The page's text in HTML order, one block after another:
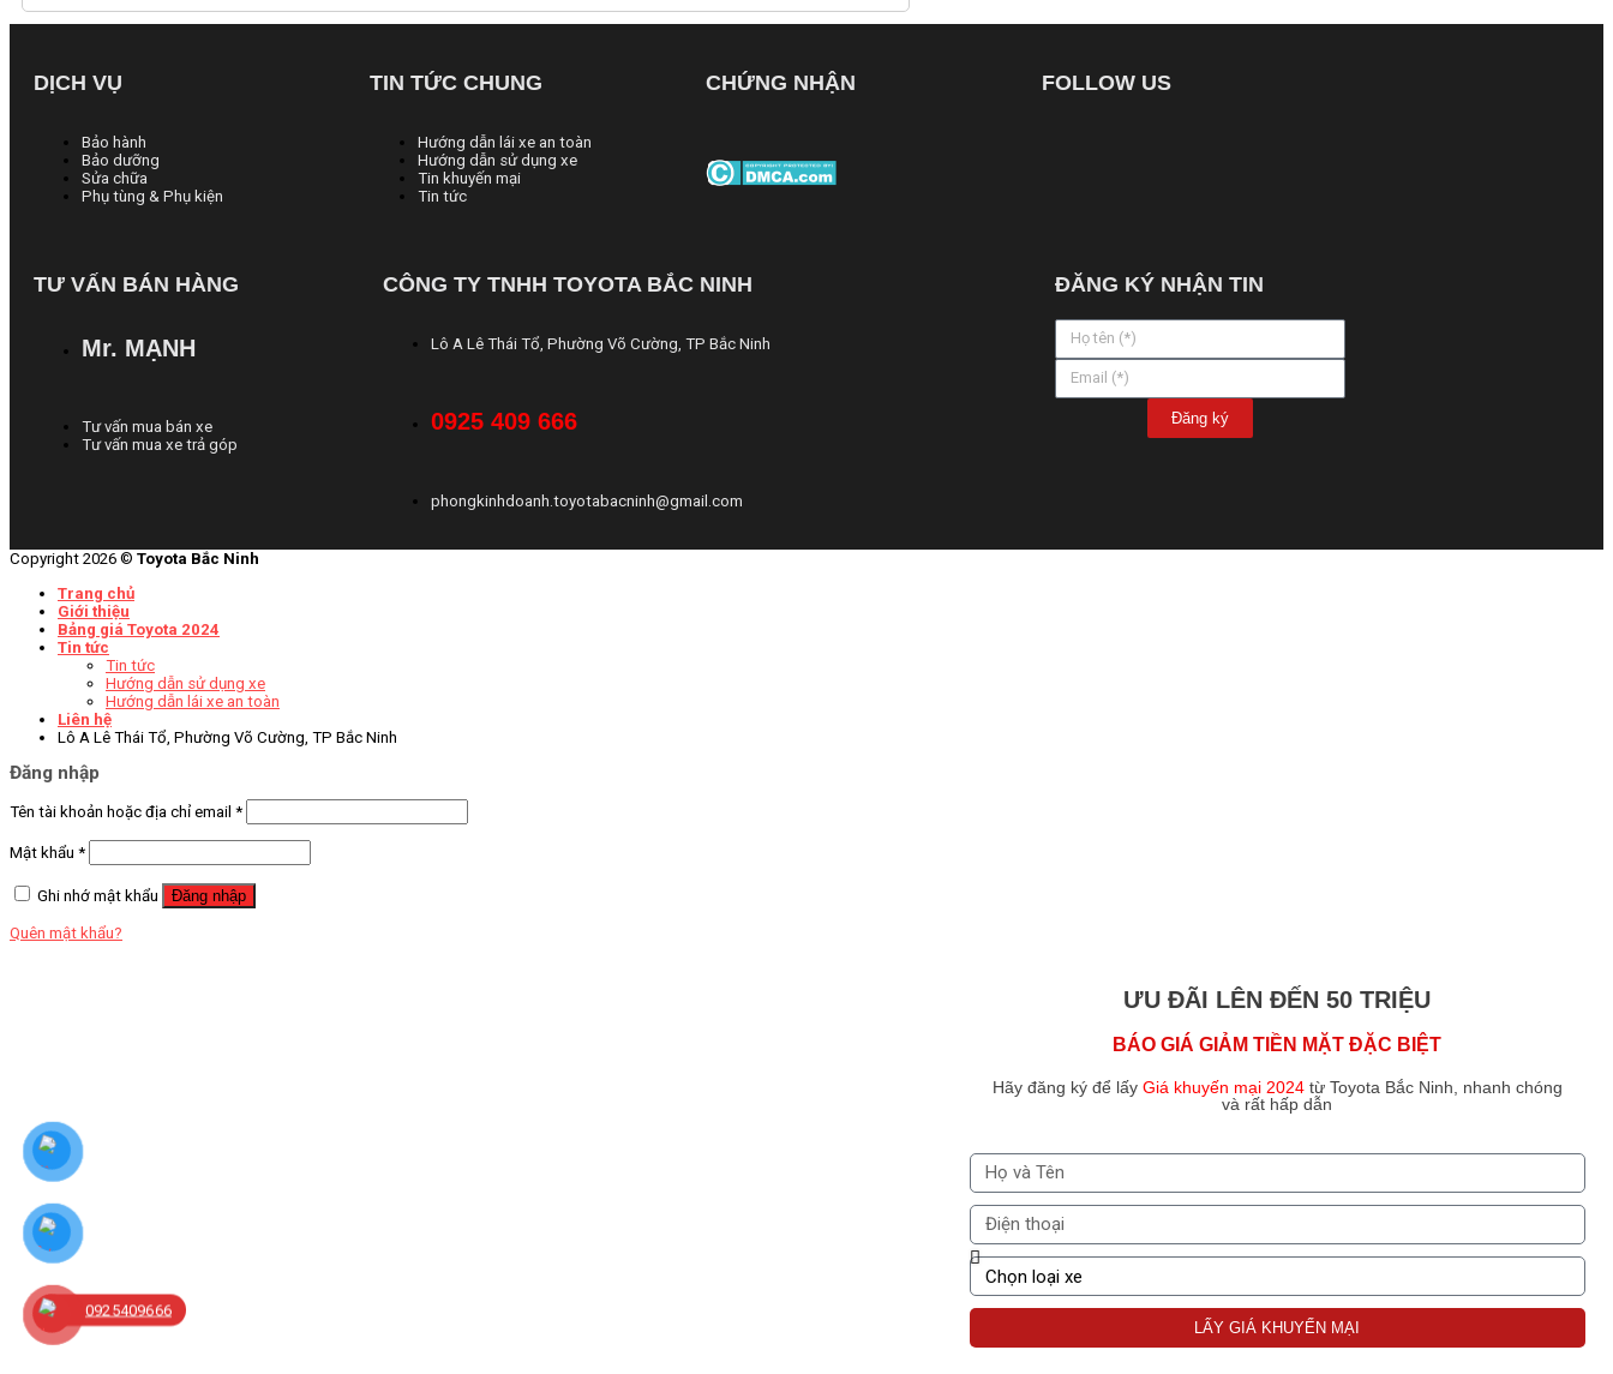
DỊCH VỤ
Bảo hành
Bảo dưỡng
Sửa chữa
Phụ tùng & Phụ kiện
TIN TỨC CHUNG
Hướng dẫn lái xe an toàn
Hướng dẫn sử dụng xe
Tin khuyến mại
Tin tức
CHỨNG NHẬN FOLLOW US
TƯ VẤN BÁN HÀNG
Mr. MẠNH
Tư vấn mua bán xe
Tư vấn mua xe trả góp
CÔNG TY TNHH TOYOTA BẮC NINH
Lô A Lê Thái Tổ, Phường Võ Cường, TP Bắc Ninh
0925 409 666
phongkinhdoanh.toyotabacninh@gmail.com
ĐĂNG KÝ NHẬN TIN
Đăng ký
Copyright 2026 © Toyota Bắc Ninh
Trang chủ
Giới thiệu
Bảng giá Toyota 2024
Tin tức
Tin tức
Hướng dẫn sử dụng xe
Hướng dẫn lái xe an toàn
Liên hệ
Lô A Lê Thái Tổ, Phường Võ Cường, TP Bắc Ninh
0925409666
Đăng nhập
Tên tài khoản hoặc địa chỉ email *
Mật khẩu *
Ghi nhớ mật khẩu Đăng nhập
Quên mật khẩu?
ƯU ĐÃI LÊN ĐẾN 50 TRIỆU
BÁO GIÁ GIẢM TIỀN MẶT ĐẶC BIỆT
Hãy đăng ký để lấy Giá khuyến mại 2024từ Toyota Bắc Ninh, nhanh chóng
và rất hấp dẫn
LẤY GIÁ KHUYẾN MẠI